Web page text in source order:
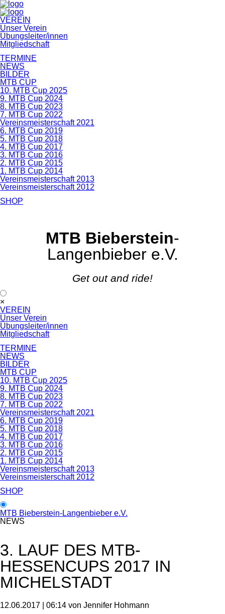
Navigation
überspringen
VEREIN
Unser Verein
Übungsleiter/innen
Mitgliedschaft
TERMINE
NEWS
BILDER
MTB CUP
10. MTB Cup 2025
9. MTB Cup 2024
8. MTB Cup 2023
7. MTB Cup 2022
Vereinsmeisterschaft 2021
6. MTB Cup 2019
5. MTB Cup 2018
4. MTB Cup 2017
3. MTB Cup 2016
2. MTB Cup 2015
1. MTB Cup 2014
Vereinsmeisterschaft 2013
Vereinsmeisterschaft 2012
SHOP
MTB Bieberstein-
Langenbieber e.V.
Get out and ride!
×
überspringen
VEREIN
Unser Verein
Übungsleiter/innen
Mitgliedschaft
TERMINE
NEWS
BILDER
MTB CUP
10. MTB Cup 2025
9. MTB Cup 2024
8. MTB Cup 2023
7. MTB Cup 2022
Vereinsmeisterschaft 2021
6. MTB Cup 2019
5. MTB Cup 2018
4. MTB Cup 2017
3. MTB Cup 2016
2. MTB Cup 2015
1. MTB Cup 2014
Vereinsmeisterschaft 2013
Vereinsmeisterschaft 2012
SHOP
MTB Bieberstein-Langenbieber e.V.
NEWS
3. LAUF DES MTB-
HESSENCUPS 2017 IN
MICHELSTADT
12.06.2017 | 06:14 von Jennifer Hohmann